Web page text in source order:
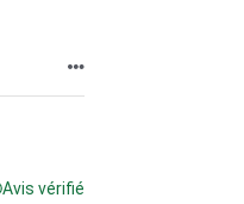
Avis vérifié